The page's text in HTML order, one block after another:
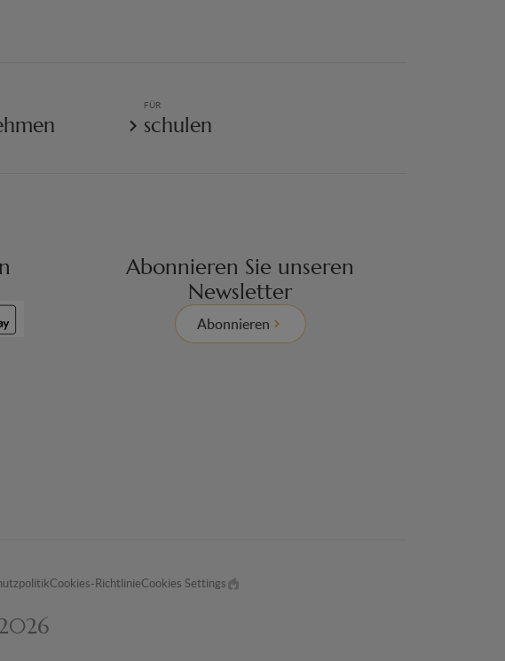
FÜR
schulen
Abonnieren Sie unseren
Newsletter
Abonnieren
Cookies-RichtlinieCookies Settings
Made